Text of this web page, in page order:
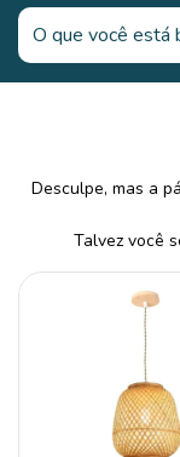
Desculpe, mas a
Talvez você